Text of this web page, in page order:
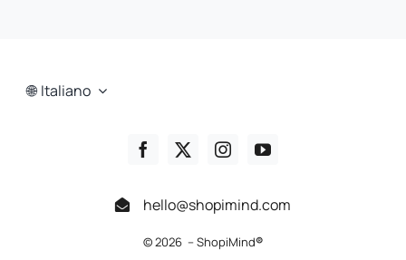
Italiano
hello@shopimind.com
© 2026 – ShopiMind®